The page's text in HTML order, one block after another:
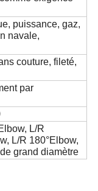
puissance, gaz,
navale,
couture, fileté,
par
L/R
L/R 180°Elbow,
grand diamètre